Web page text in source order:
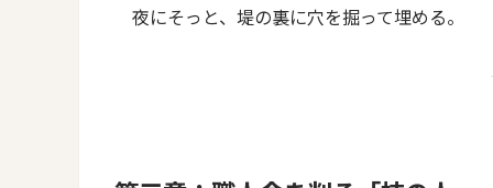
夜にそっと、堤の裏に穴を掘って埋める。